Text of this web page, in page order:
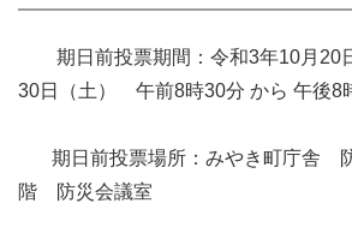
期日前投票期間：令和3年10月20
30日（土） 午前8時30分 から 午後8
期日前投票場所：みやき町庁舎
階 防災会議室